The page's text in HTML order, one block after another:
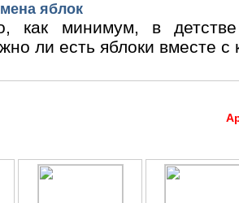
яблок
как минимум, в
ли есть яблоки вместе с